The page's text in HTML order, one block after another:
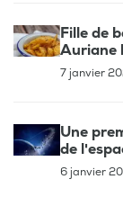
Fille de
Auriane
7 janvier
Une
de
6 janvier